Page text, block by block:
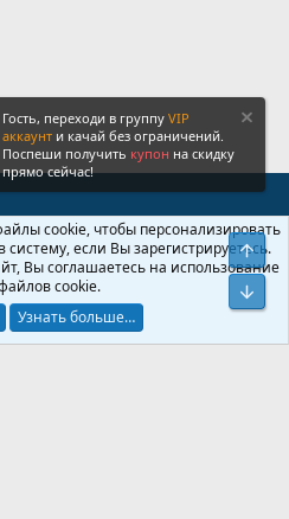
Помощь Главная
R
S
S
2026 XenForo Ltd.
информацией
2026 XenForo Ltd.
Гость, переходи в группу VIP
аккаунт и качай без ограничений.
Поспеши получить купон на скидку
прямо сейчас!
cookie, чтобы персонализировать
если Вы зарегистрируетесь.
Вы соглашаетесь на использование
cookie.
Узнать больше…